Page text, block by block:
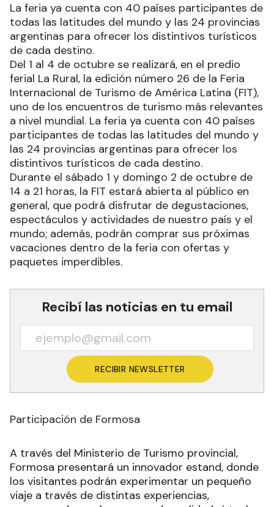
La feria ya cuenta con 40 países participantes de
todas las latitudes del mundo y las 24 provincias
argentinas para ofrecer los distintivos turísticos
de cada destino.
Del 1 al 4 de octubre se realizará, en el predio
ferial La Rural, la edición número 26 de la Feria
Internacional de Turismo de América Latina (FIT),
uno de los encuentros de turismo más relevantes
a nivel mundial. La feria ya cuenta con 40 países
participantes de todas las latitudes del mundo y
las 24 provincias argentinas para ofrecer los
distintivos turísticos de cada destino.
Durante el sábado 1 y domingo 2 de octubre de
14 a 21 horas, la FIT estará abierta al público en
general, que podrá disfrutar de degustaciones,
espectáculos y actividades de nuestro país y el
mundo; además, podrán comprar sus próximas
vacaciones dentro de la feria con ofertas y
paquetes imperdibles.
Recibí las noticias en tu email
RECIBIR NEWSLETTER
Participación de Formosa
A través del Ministerio de Turismo provincial,
Formosa presentará un innovador estand, donde
los visitantes podrán experimentar un pequeño
viaje a través de distintas experiencias,